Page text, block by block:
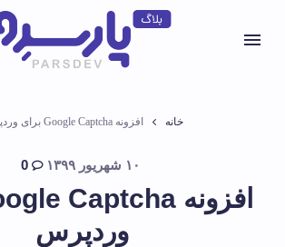
خانه افزونه Google Captcha برای وردپرس
۱۰ شهریور ۱۳۹۹ 0
وردپرس